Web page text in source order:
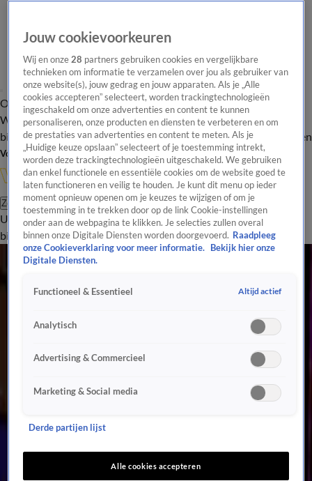
Overzicht Onze programma's Uitzendingen Onze gezichten
In de
WandelgangenInterviewsUitzending
bijwonenPodcastShopVeelgestelde vragenKijkersvraag insturen
Volg Vandaag Inside
Zoeken
UitzendingenVandaag InsideDe OranjezomerShopUitzending
bijwonen
In de wandelgangen
4 feb 2025, 08:22
31 jan 2025, 08:32
In de Wandelgangen met Albert Verlinde: 'Ik heb het hier ontzettend naar mijn zin!'
30 jan 2025, 12:00
In de Wandelgangen met Mona Keijzer: 'Van dit programma ga je niet gedeprimeerd naar
28 jan 2025, 09:19
Wilfred blikt met Dave Maasland terug op uitzending Vandaag Inside: 'Was ik te hard?'
Jouw cookievoorkeuren
Wij en onze28 partners gebruiken cookies en vergelijkbare
technieken om informatie te verzamelen over jou als gebruiker van
onze website(s), jouw gedrag en jouw apparaten. Als je „Alle
cookies accepteren” selecteert, worden trackingtechnologieën
ingeschakeld om onze advertenties en content te kunnen
personaliseren, onze producten en diensten te verbeteren en om
de prestaties van advertenties en content te meten. Als je
„Huidige keuze opslaan” selecteert of je toestemming intrekt,
worden deze trackingtechnologieën uitgeschakeld. We gebruiken
dan enkel functionele en essentiële cookies om de website goed te
laten functioneren en veilig te houden. Je kunt dit menu op ieder
moment opnieuw openen om je keuzes te wijzigen of om je
toestemming in te trekken door op de link Cookie-instellingen
onder aan de webpagina te klikken. Je selecties zullen overal
binnen onze Digitale Diensten worden doorgevoerd. Raadpleeg
onze Cookieverklaring voor meer informatie.
Bekijk hier onze
Digitale Diensten.
Functioneel & Essentieel Altijd actief
Analytisch
Advertising & Commercieel
Marketing & Social media
Derde partijen lijst
Alle cookies accepteren